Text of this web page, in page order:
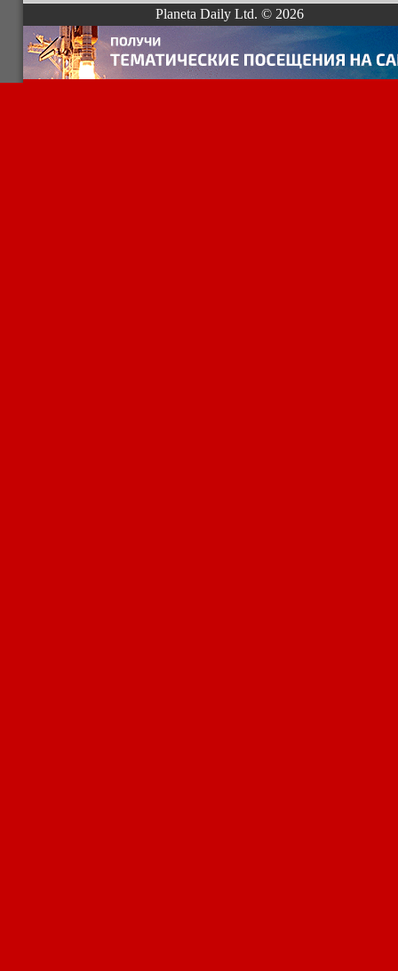
Planeta Daily Ltd. © 2026